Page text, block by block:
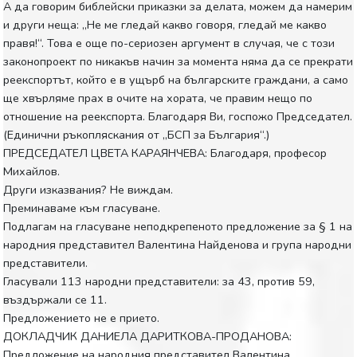
А да говорим библейски приказки за делата, можем да намерим
и други неща: „Не ме гледай какво говоря, гледай ме какво
правя!“. Това е още по-сериозен аргумент в случая, че с този
законопроект по никакъв начин за момента няма да се прекрати
реекспортът, който е в ущърб на българските граждани, а само
ще хвърляме прах в очите на хората, че правим нещо по
отношение на реекспорта. Благодаря Ви, госпожо Председател.
(Единични ръкопляскания от „БСП за България“.)
ПРЕДСЕДАТЕЛ ЦВЕТА КАРАЯНЧЕВА: Благодаря, професор
Михайлов.
Други изказвания? Не виждам.
Преминаваме към гласуване.
Подлагам на гласуване неподкрепеното предложение за § 1 на
народния представител Валентина Найденова и група народни
представители.
Гласували 113 народни представители: за 43, против 59,
въздържали се 11.
Предложението не е прието.
ДОКЛАДЧИК ДАНИЕЛА ДАРИТКОВА-ПРОДАНОВА: